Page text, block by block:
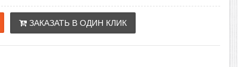
ЗАКАЗАТЬ В ОДИН КЛИК